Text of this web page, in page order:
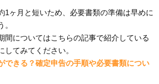
1ヶ月と短いため、必要書類の準備は早めに
間についてはこちらの記事で紹介している
してみてください。
できる？確定申告の手順や必要書類につい